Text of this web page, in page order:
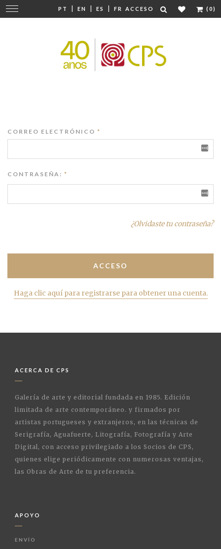
PT | EN | ES | FR ACCESO (0)
Cambiar
navegación
CORREO ELECTRÓNICO *
CONTRASEÑA: *
¿Olvidaste tu contraseña?
Haga clic aquí para registrarse para obtener una cuenta.
ACERCA DE CPS
Galería de arte y editorial fundada en 1985. Edición
limitada de arte contemporáneo. y firmados por
artistas portugueses y extranjeros, en las técnicas de
Serigrafía, Aguafuerte, Litografía, Fotografía y Arte
Digital, con acceso privilegiado a los Socios de CPS,
quienes elige periódicamente con numerosas ventajas,
las Obras de Arte de tu preferencia.
APOYO
ENVÍO